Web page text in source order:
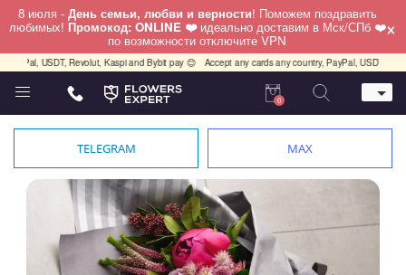
8 июля - День семьи, любви и верности! Поможем поздравить
любимых! Промокод: ONLINE ❤️ идеально доставим в Мск/СПб ❤️
по возможности отключите VPN ×
USDT, Revolut, Kaspi and Bybit pay 😊 Accept any cards any country, PayPal, USDT,
Телефон
+7 (812) 425 36 05
+7 (911) 928-84-77
Санкт-Петербург,
Лизы Чайкиной 25
работаем круглосуточно
0
TELEGRAM MAX